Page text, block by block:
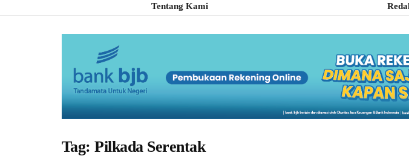
Tentang Kami
Tag:Pilkada Serentak